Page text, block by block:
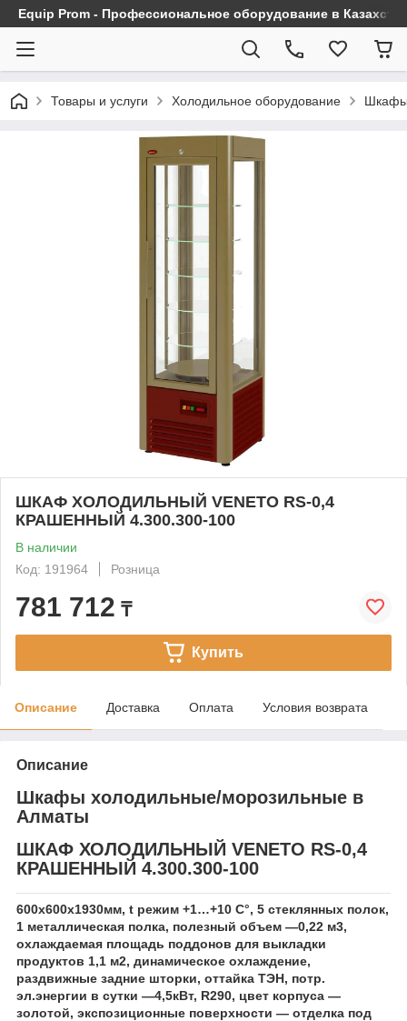
Equip Prom - Профессиональное оборудование в
Товары и услуги Холодильное оборудование Шкафы
ШКАФ ХОЛОДИЛЬНЫЙ VENETO RS-0,4
КРАШЕННЫЙ 4.300.300-100
В наличии
Код: 191964
Розница
781 712 ₸
Купить
Описание Доставка Оплата Условия возврата
Описание
Шкафы холодильные/морозильные в
Алматы
ШКАФ ХОЛОДИЛЬНЫЙ VENETO RS-0,4
КРАШЕННЫЙ 4.300.300-100
600х600х1930мм, t режим +1…+10 C°, 5 стеклянных полок,
1 металлическая полка, полезный объем —0,22 м3,
охлаждаемая площадь поддонов для выкладки
продуктов 1,1 м2, динамическое охлаждение,
раздвижные задние шторки, оттайка ТЭН, потр.
эл.энергии в сутки —4,5кВт, R290, цвет корпуса —
золотой, экспозиционные поверхности — отделка под